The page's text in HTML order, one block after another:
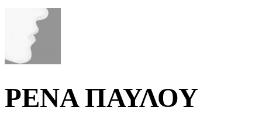
ΡΕΝΑ ΠΑΥΛΟΥ